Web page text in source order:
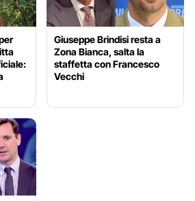
Giuseppe Brindisi resta a
Zona Bianca, salta la
staffetta con Francesco
Vecchi